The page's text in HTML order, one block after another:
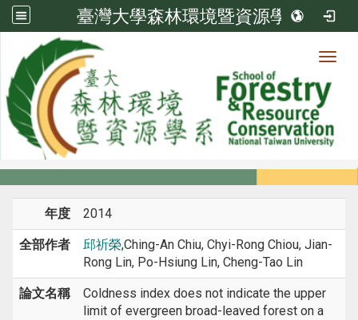
臺灣大學森林環境暨資源學系
系所成員
系所成員
年度 2014
全部作者 邱祈榮,Ching-An Chiu, Chyi-Rong Chiou, Jian-
Rong Lin, Po-Hsiung Lin, Cheng-Tao Lin
論文名稱
Coldness index does not indicate the upper
limit of evergreen broad-leaved forest on a